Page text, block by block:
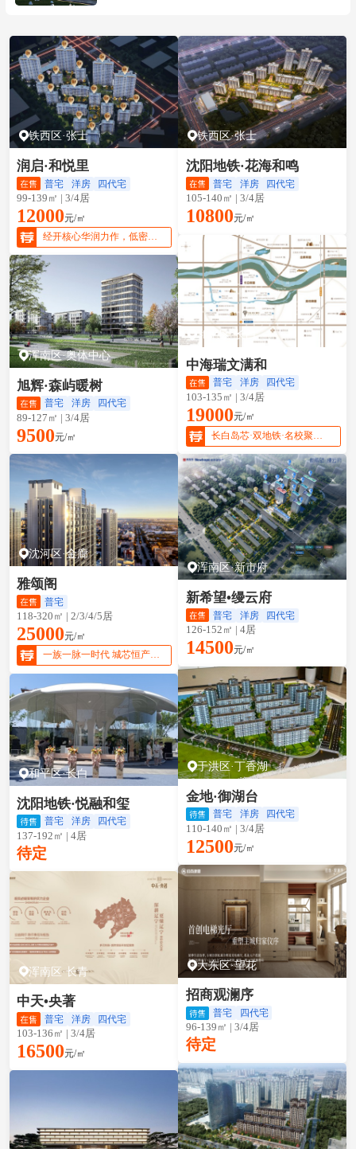
铁西区·张士
润启·和悦里
普宅 洋房 四代宅
99-139㎡ | 3/4居
12000元/㎡
经开核心华润力作，低密宜居性价比优选
浑南区·奥体中心
旭辉·森屿暖树
普宅 洋房 四代宅
89-127㎡ | 3/4居
9500元/㎡
沈河区·金廊
雅颂阁
普宅
118-320㎡ | 2/3/4/5居
25000元/㎡
一族一脉一时代 城芯恒产 敬献壹号人物
和平区·长白
沈阳地铁·悦融和玺
普宅 洋房 四代宅
137-192㎡ | 4居
待定
浑南区·长青
中天•央著
普宅 洋房 四代宅
103-136㎡ | 3/4居
16500元/㎡
铁西区·张士
沈阳地铁·花海和鸣
普宅 洋房 四代宅
105-140㎡ | 3/4居
10800元/㎡
和平区·长白
中海瑞文满和
普宅 洋房 四代宅
103-135㎡ | 3/4居
19000元/㎡
长白岛芯·双地铁·名校聚集·精装四代宅
浑南区·新市府
新希望•缦云府
普宅 洋房 四代宅
126-152㎡ | 4居
14500元/㎡
于洪区·丁香湖
金地·御湖台
普宅 洋房 四代宅
110-140㎡ | 3/4居
12500元/㎡
大东区·望花
招商观澜序
普宅 四代宅
96-139㎡ | 3/4居
待定